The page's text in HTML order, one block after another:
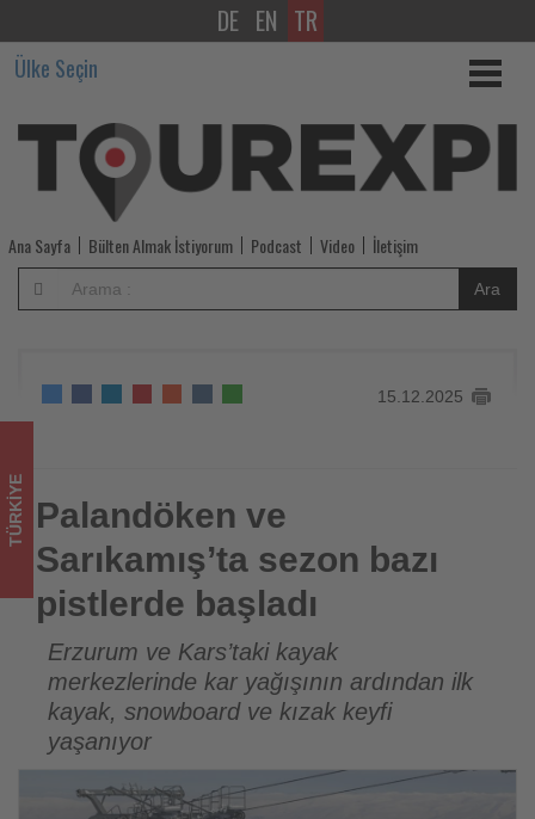
Palandöken
ve
Sarıkamış’ta
sezon
bazı
pistlerde
başladı
Tourexpi,
sizler
için
turizmde
olup
bitenleri
takip
ediyor!
DE EN TR
Ülke Seçin
Ana Sayfa Bülten Almak İstiyorum Podcast Video İletişim
Ara
15.12.2025
Palandöken ve Sarıkamış’ta sezon bazı pistlerde başladı
TÜRKIYE Palandöken ve
Sarıkamış’ta sezon bazı
pistlerde başladı
Erzurum ve Kars’taki kayak
merkezlerinde kar yağışının ardından ilk
kayak, snowboard ve kızak keyfi
yaşanıyor